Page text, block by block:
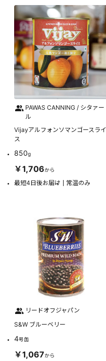
PAWAS CANNING / シタァー
ル
Vijayアルフォンソマンゴースライ
ス
850g
￥1,706から
最短4日後お届け 常温のみ
リードオフジャパン
S&W ブルーベリー
4号缶
￥1,067から